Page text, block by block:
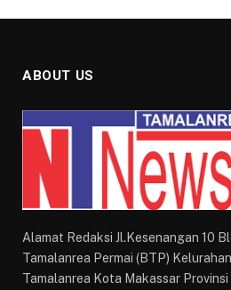
ABOUT US
Alamat Redaksi Jl.Kesenangan 10
Tamalanrea Permai (BTP)
Tamalanrea Kota Makassar